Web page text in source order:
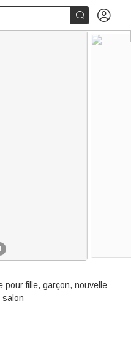
 
fille, garçon, nouvelle
salon